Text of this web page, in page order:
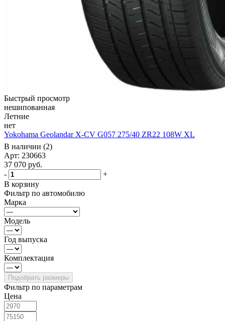
Быстрый просмотр
нешипованная
Летние
нет
Yokohama Geolandar X-CV G057 275/40 ZR22 108W XL
В наличии (2)
Арт: 230663
37 070 руб.
-
+
В корзину
Фильтр по автомобилю
Марка
Модель
Год выпуска
Комплектация
Фильтр по параметрам
Цена